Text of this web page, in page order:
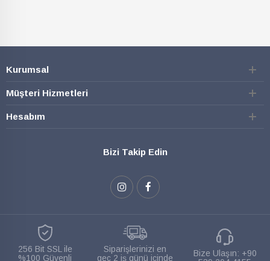
Kurumsal
Müşteri Hizmetleri
Hesabım
Bizi Takip Edin
256 Bit SSL ile
%100 Güvenli
Siparişlerinizi en
geç 2 iş günü içinde
Bize Ulaşın: +90